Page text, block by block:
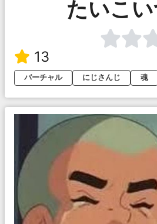
たいこ
13
バーチャル
にじさんじ 魂